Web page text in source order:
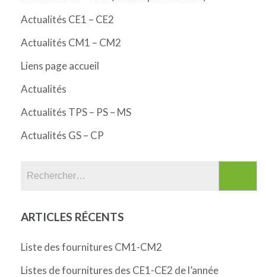
Actualités CE1 – CE2
Actualités CM1 – CM2
Liens page accueil
Actualités
Actualités TPS – PS – MS
Actualités GS – CP
ARTICLES RÉCENTS
Liste des fournitures CM1-CM2
Listes de fournitures des CE1-CE2 de l’année